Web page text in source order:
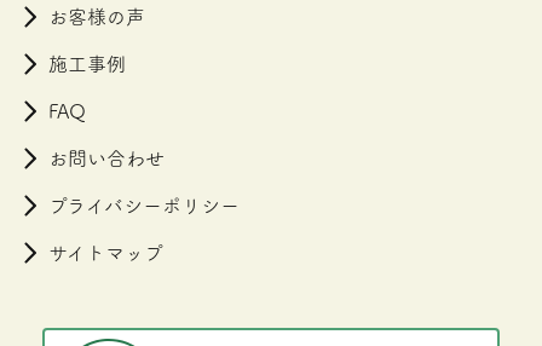
お客様の声
施工事例
FAQ
お問い合わせ
プライバシーポリシー
サイトマップ